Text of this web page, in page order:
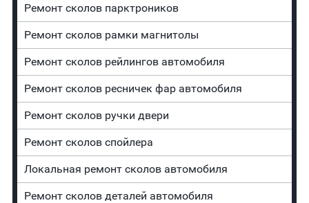
Ремонт сколов парктроников
Ремонт сколов рамки магнитолы
Ремонт сколов рейлингов автомобиля
Ремонт сколов ресничек фар автомобиля
Ремонт сколов ручки двери
Ремонт сколов спойлера
Локальная ремонт сколов автомобиля
Ремонт сколов деталей автомобиля